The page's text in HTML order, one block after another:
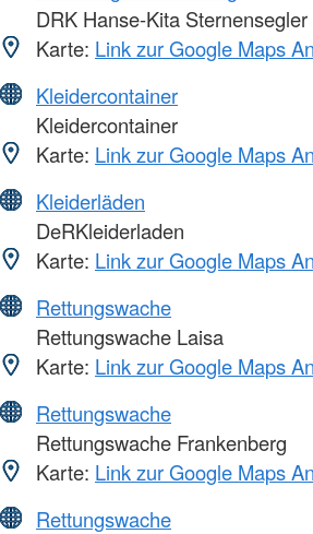
DRK Hanse-Kita Sternensegler
Karte: Link zur Google Maps
Kleidercontainer
Kleidercontainer
Karte: Link zur Google Maps
Kleiderläden
DeRKleiderladen
Karte: Link zur Google Maps
Rettungswache
Rettungswache Laisa
Karte: Link zur Google Maps
Rettungswache
Rettungswache Frankenberg
Karte: Link zur Google Maps
Rettungswache